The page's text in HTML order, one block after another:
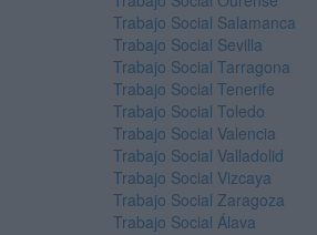
Trabajo Social Salamanca
Trabajo Social Sevilla
Trabajo Social Tarragona
Trabajo Social Tenerife
Trabajo Social Toledo
Trabajo Social Valencia
Trabajo Social Valladolid
Trabajo Social Vizcaya
Trabajo Social Zaragoza
Trabajo Social Álava